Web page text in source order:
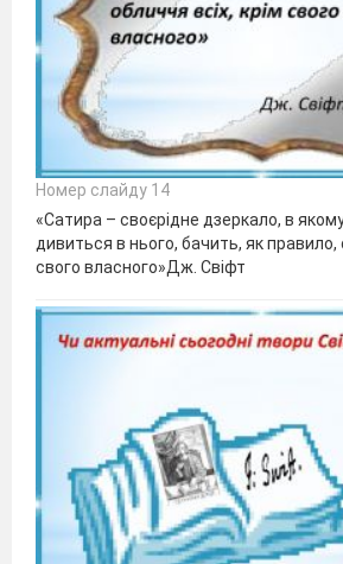
Номер слайду 14
«Сатира – своєрідне дзеркало, в
дивиться в нього, бачить, як правило,
свого власного»Дж. Свіфт